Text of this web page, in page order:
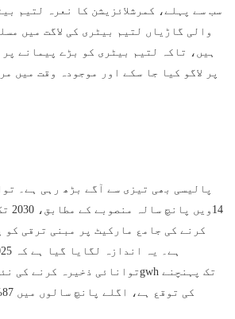
سب سے پہلے، کمرشلائزیشن کا نعرہ لتیم
والی گاڑیاں لتیم بیٹری کی لاگت میں
ہیں، تاکہ لتیم بیٹری کو بڑے پیمانے
پر لاگو کیا جا سکے اور موجودہ وقت میں
پالیسی بھی تیزی سے آگے بڑھ رہی ہے۔
کرنے کی جامع مارکیٹ پر مبنی ترقی کو